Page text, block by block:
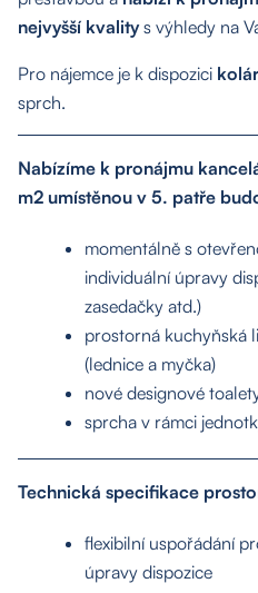
nejvyšší kvalitys výhledy na
Pro nájemce je k dispozici
sprch.
Nabízíme k pronájmu
m2 umístěnou v 5. patře
momentálně s
individuální úpravy
zasedačky atd.)
prostorná kuchyňská
(lednice a myčka)
nové designové
sprcha v rámci
Technická specifikace
flexibilní uspořádání
úpravy dispozice